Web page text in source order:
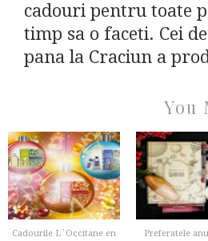
cadouri pentru toate
timp sa o faceti. Cei
pana la Craciun a
You
Cadourile L`Occitane en
Preferatele